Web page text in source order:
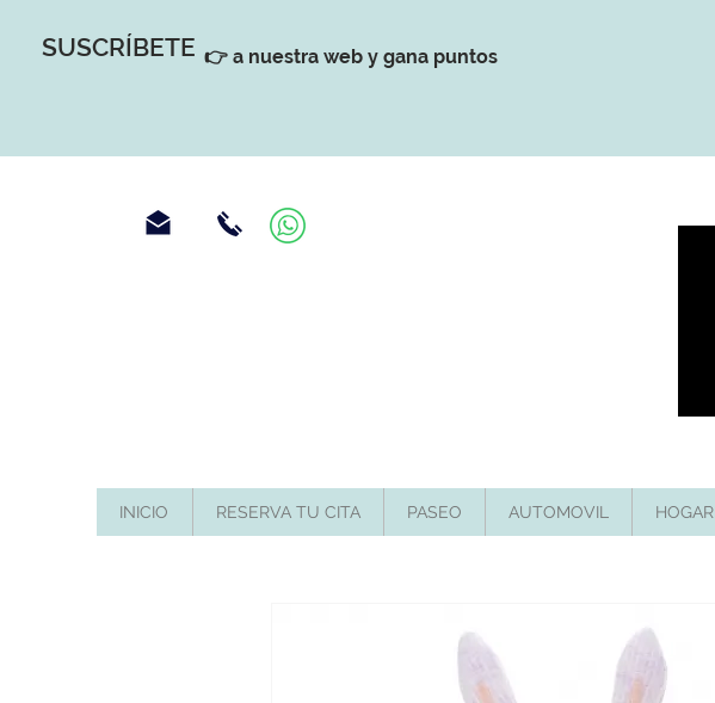
SUSCRÍBETE 👉 a nuestra web y gana puntos
INICIO RESERVA TU CITA PASEO AUTOMOVIL HOGAR